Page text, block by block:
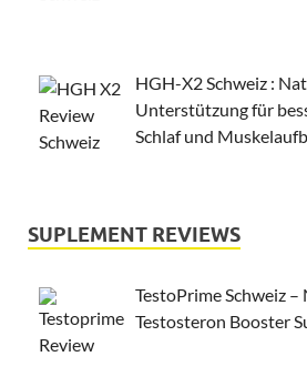
HGH-X2 Schweiz :
Unterstützung für
Schlaf und
SUPLEMENT REVIEWS
TestoPrime Schweiz
Testosteron Booster